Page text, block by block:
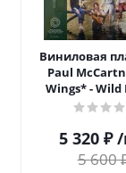
Виниловая
Paul
Wings* - Wild
Album, Ltd, RE,
5 320 ₽
5 600